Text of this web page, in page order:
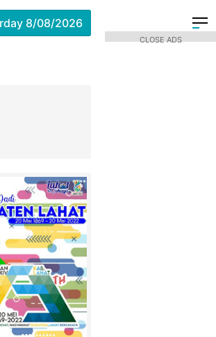
8/08/2026
CLOSE ADS